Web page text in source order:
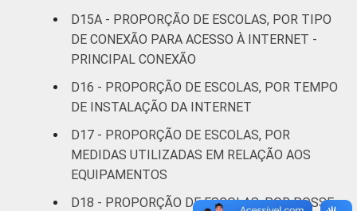
D15A - PROPORÇÃO DE ESCOLAS, POR TIPO
DE CONEXÃO PARA ACESSO À INTERNET -
PRINCIPAL CONEXÃO
D16 - PROPORÇÃO DE ESCOLAS, POR TEMPO
DE INSTALAÇÃO DA INTERNET
D17 - PROPORÇÃO DE ESCOLAS, POR
MEDIDAS UTILIZADAS EM RELAÇÃO AOS
EQUIPAMENTOS
D18 - PROPORÇÃO DE ESCOLAS, POR POSSE